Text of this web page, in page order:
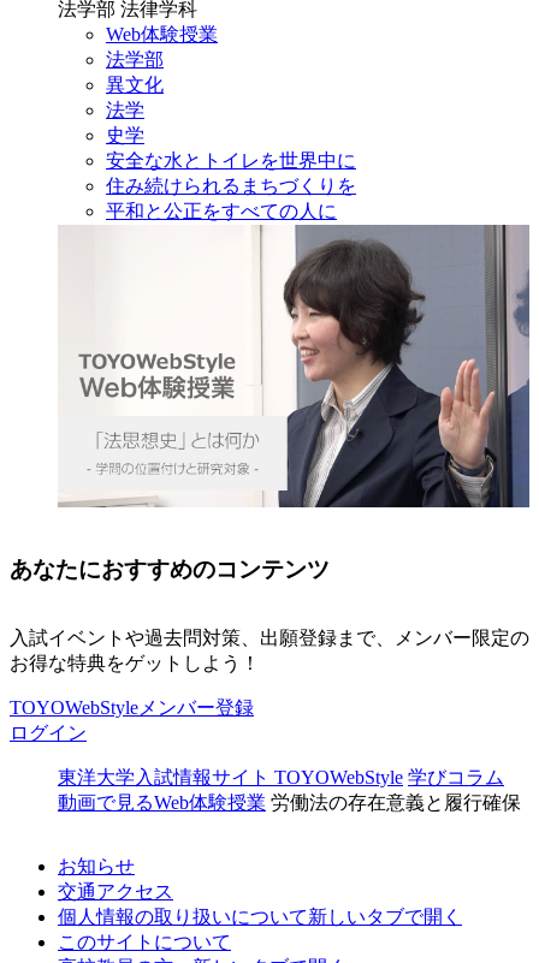
法学部 法律学科
Web体験授業
法学部
異文化
法学
史学
安全な水とトイレを世界中に
住み続けられるまちづくりを
平和と公正をすべての人に
あなたにおすすめのコンテンツ
入試イベントや過去問対策、出願登録まで、メンバー限定の
お得な特典をゲットしよう！
TOYOWebStyleメンバー登録
ログイン
東洋大学入試情報サイト TOYOWebStyle 学びコラム
動画で見るWeb体験授業 労働法の存在意義と履行確保
お知らせ
交通アクセス
個人情報の取り扱いについて新しいタブで開く
このサイトについて